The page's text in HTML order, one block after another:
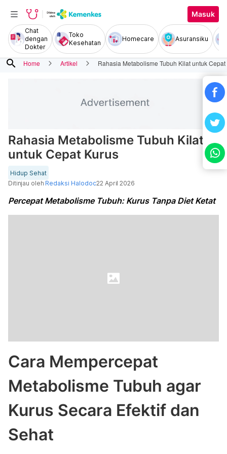
Masuk
Chat
dengan
Dokter
Toko
Kesehatan
Homecare Asuransiku
search Home Artikel Rahasia Metabolisme Tubuh Kilat untuk
Rahasia Metabolisme Tubuh Kilat
untuk Cepat Kurus
Hidup Sehat
Ditinjau oleh Redaksi Halodoc22 April 2026
Percepat Metabolisme Tubuh: Kurus Tanpa Diet Ketat
Cara Mempercepat
Metabolisme Tubuh agar
Kurus Secara Efektif dan
Sehat